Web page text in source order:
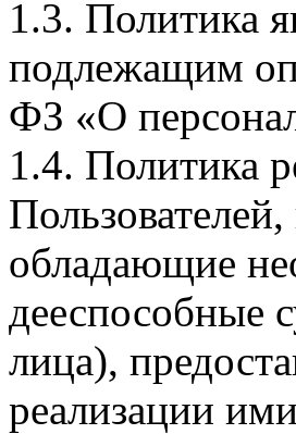
1.3. Политика
подлежащим
ФЗ «О
1.4. Политика
обладающие
дееспособные
лица),
реализации